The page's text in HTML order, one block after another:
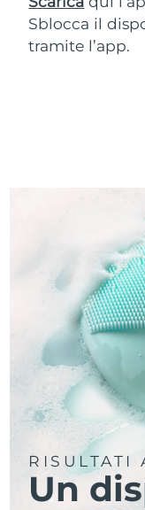
Sblocca il
tramite l’app.
RISULTATI
Un